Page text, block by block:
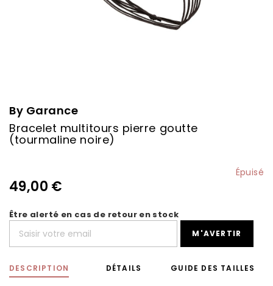
By Garance
Bracelet multitours pierre goutte
(tourmaline noire)
Épuisé
49,00 €
Être alerté en cas de retour en stock
M'AVERTIR
DESCRIPTION DÉTAILS GUIDE DES TAILLES
the
beginning
of
the